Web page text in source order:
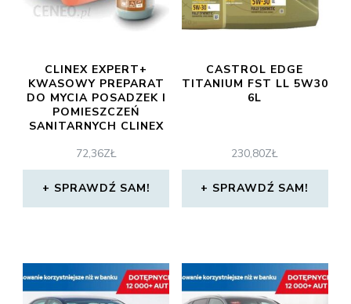
CLINEX EXPERT+
KWASOWY PREPARAT
DO MYCIA POSADZEK I
POMIESZCZEŃ
SANITARNYCH CLINEX
72,36ZŁ
SPRAWDŹ SAM!
CASTROL EDGE
TITANIUM FST LL 5W30
6L
230,80ZŁ
SPRAWDŹ SAM!